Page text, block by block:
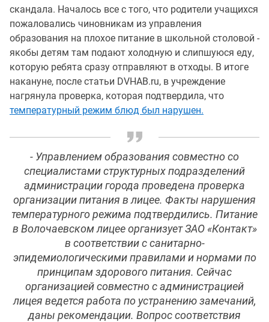
скандала. Началось все с того, что родители учащихся
пожаловались чиновникам из управления
образования на плохое питание в школьной столовой -
якобы детям там подают холодную и слипшуюся еду,
которую ребята сразу отправляют в отходы. В итоге
накануне, после статьи DVHAB.ru, в учреждение
нагрянула проверка, которая подтвердила, что
температурный режим блюд был нарушен.
- Управлением образования совместно со
специалистами структурных подразделений
администрации города проведена проверка
организации питания в лицее. Факты нарушения
температурного режима подтвердились. Питание
в Волочаевском лицее организует ЗАО «Контакт»
в соответствии с санитарно-
эпидемиологическими правилами и нормами по
принципам здорового питания. Сейчас
организацией совместно с администрацией
лицея ведется работа по устранению замечаний,
даны рекомендации. Вопрос соответствия